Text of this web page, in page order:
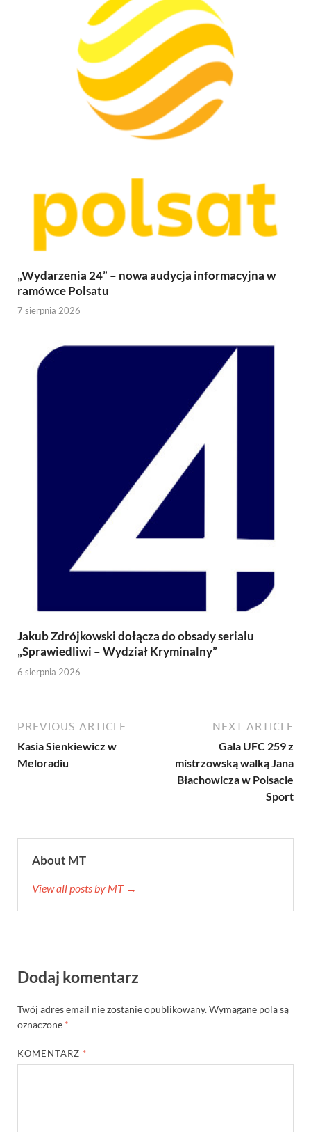
„Wydarzenia 24” – nowa audycja informacyjna w
ramówce Polsatu
7 sierpnia 2026
Jakub Zdrójkowski dołącza do obsady serialu
„Sprawiedliwi – Wydział Kryminalny”
6 sierpnia 2026
PREVIOUS ARTICLE
Kasia Sienkiewicz w
Meloradiu
NEXT ARTICLE
Gala UFC 259 z
mistrzowską walką Jana
Błachowicza w Polsacie
Sport
About MT
View all posts by MT →
Dodaj komentarz
Twój adres email nie zostanie opublikowany.Wymagane pola są
oznaczone *
KOMENTARZ *